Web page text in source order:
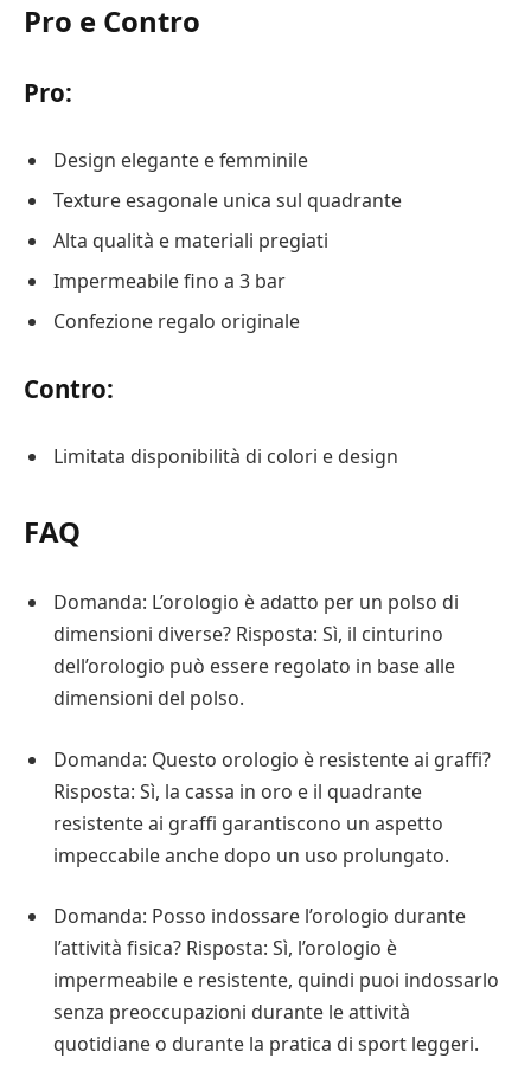
Pro e Contro
Pro:
Design elegante e femminile
Texture esagonale unica sul quadrante
Alta qualità e materiali pregiati
Impermeabile fino a 3 bar
Confezione regalo originale
Contro:
Limitata disponibilità di colori e design
FAQ
Domanda: L’orologio è adatto per un polso di
dimensioni diverse? Risposta: Sì, il cinturino
dell’orologio può essere regolato in base alle
dimensioni del polso.
Domanda: Questo orologio è resistente ai graffi?
Risposta: Sì, la cassa in oro e il quadrante
resistente ai graffi garantiscono un aspetto
impeccabile anche dopo un uso prolungato.
Domanda: Posso indossare l’orologio durante
l’attività fisica? Risposta: Sì, l’orologio è
impermeabile e resistente, quindi puoi indossarlo
senza preoccupazioni durante le attività
quotidiane o durante la pratica di sport leggeri.